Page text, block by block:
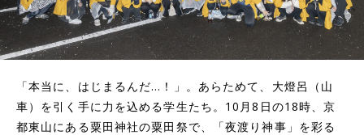
「本当に、はじまるんだ…！」。あらためて、大燈呂（山
車）を引く手に力を込める学生たち。10月8日の18時、京
都東山にある粟田神社の粟田祭で、「夜渡り神事」を彩る